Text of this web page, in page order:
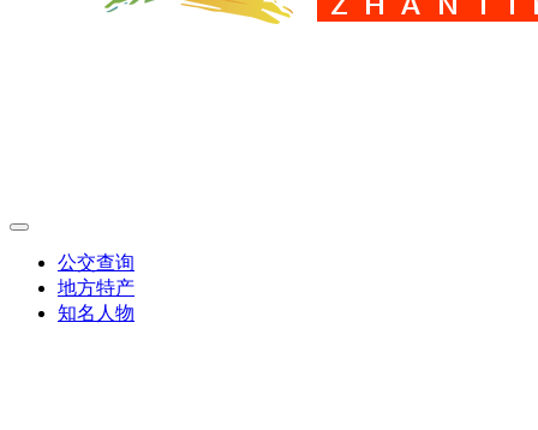
公交查询
地方特产
知名人物